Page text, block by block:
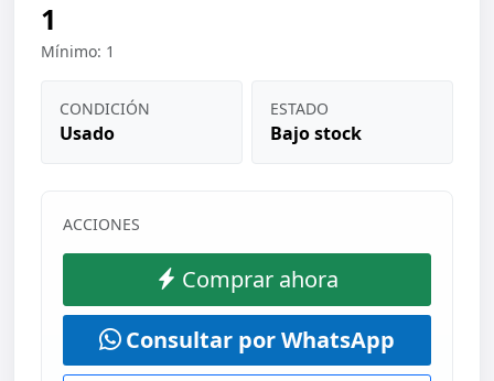
1
Mínimo: 1
CONDICIÓN
Usado
ESTADO
Bajo stock
ACCIONES
Comprar ahora
Consultar por WhatsApp